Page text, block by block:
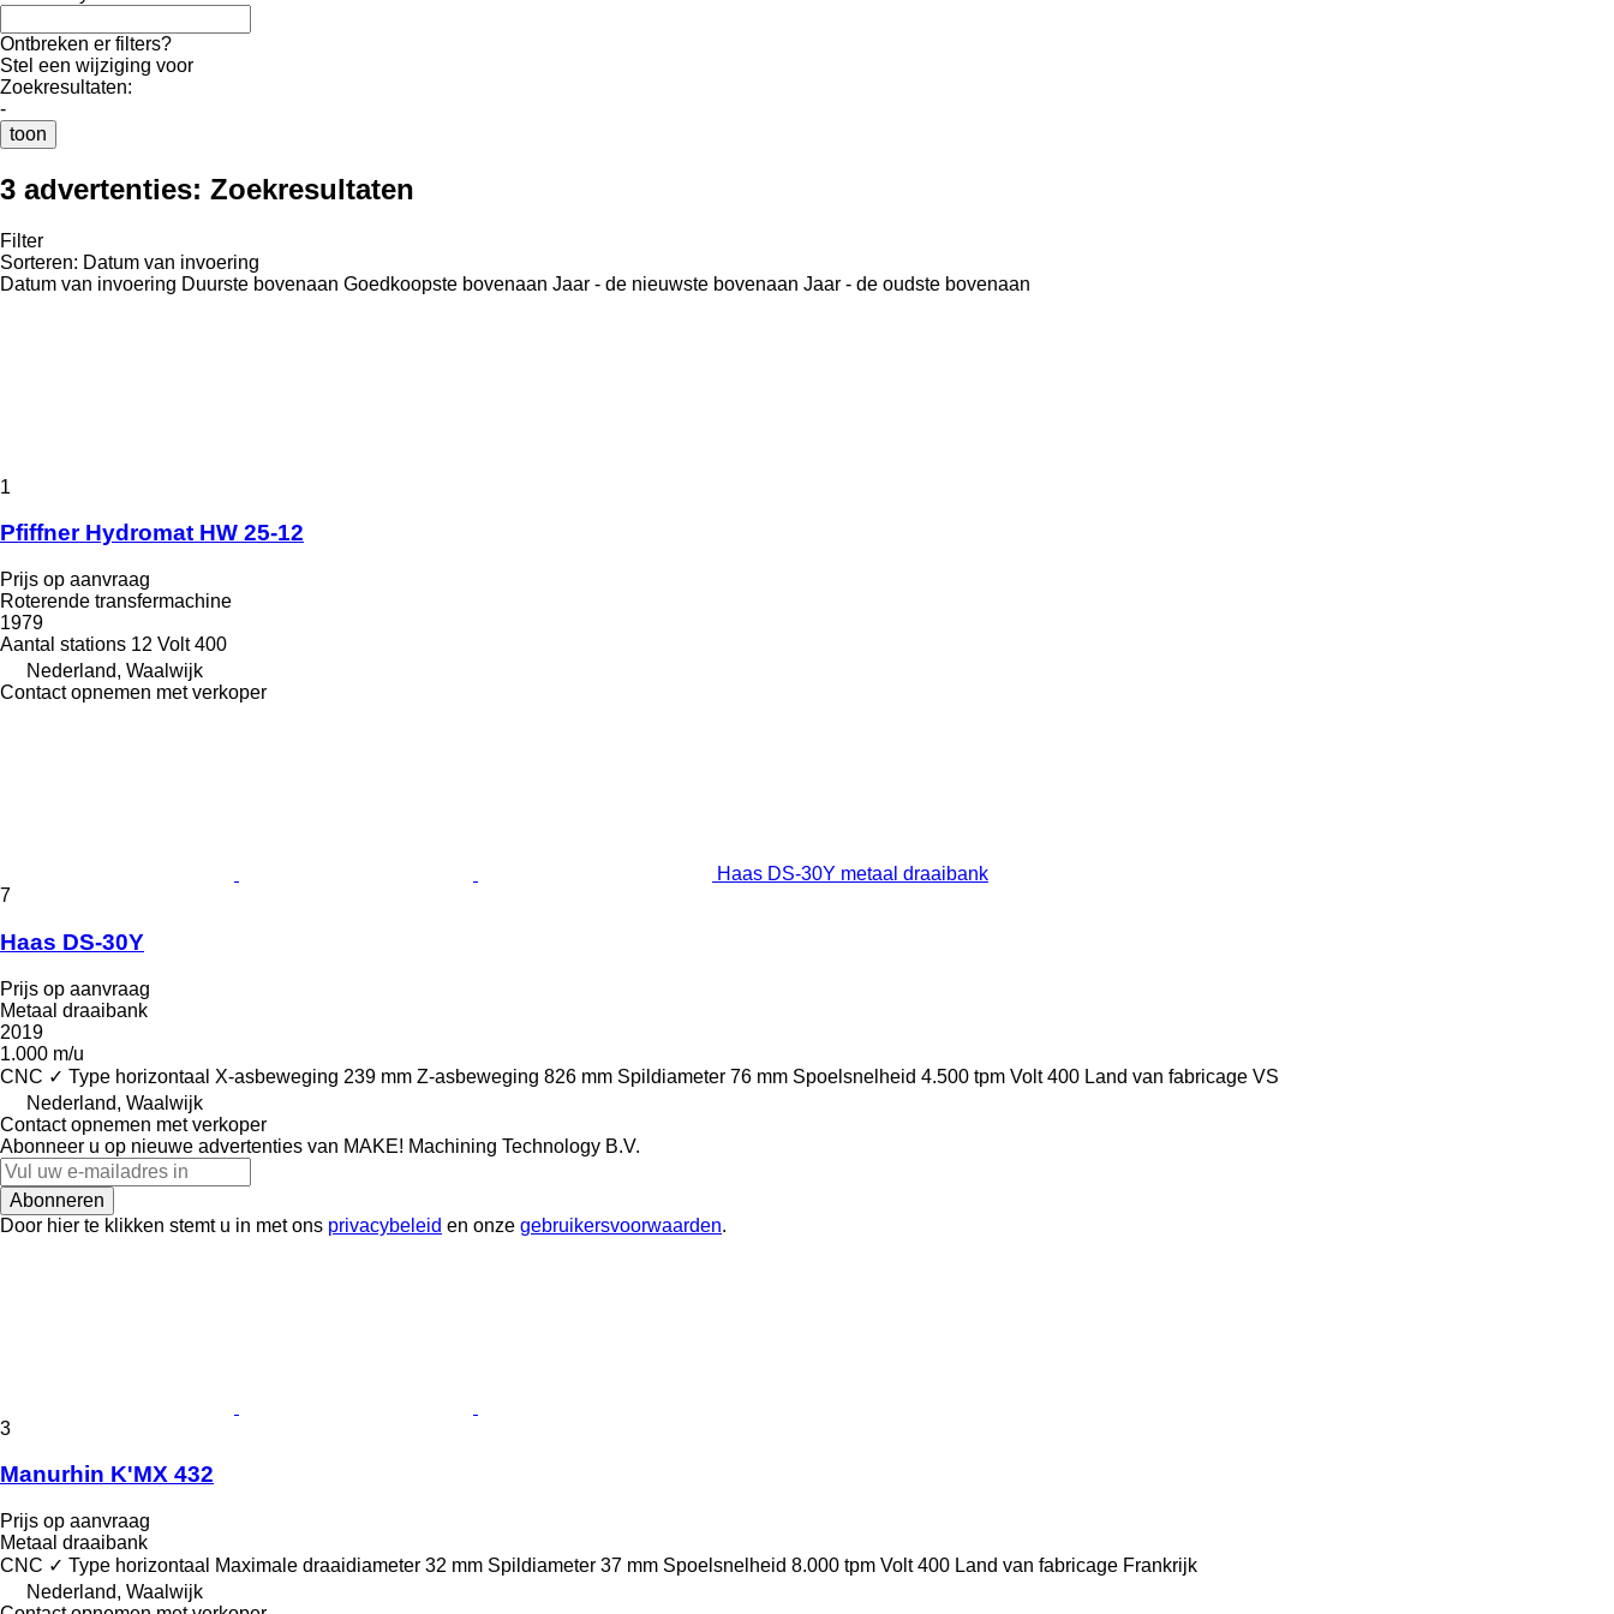
Ontbreken er filters?
Stel een wijziging voor
Zoekresultaten:
-
toon
3 advertenties: Zoekresultaten
Filter
Sorteren: Datum van invoering
Datum van invoering Duurste bovenaan Goedkoopste bovenaan Jaar - de nieuwste bovenaan Jaar - de oudste bovenaan
1
Pfiffner Hydromat HW 25-12
Prijs op aanvraag
Roterende transfermachine
1979
Aantal stations 12 Volt 400
Nederland, Waalwijk
Contact opnemen met verkoper
Haas DS-30Y metaal draaibank
7
Haas DS-30Y
Prijs op aanvraag
Metaal draaibank
2019
1.000 m/u
CNC ✓ Type horizontaal X-asbeweging 239 mm Z-asbeweging 826 mm Spildiameter 76 mm Spoelsnelheid 4.500 tpm Volt 400 Land van fabricage VS
Nederland, Waalwijk
Contact opnemen met verkoper
Abonneer u op nieuwe advertenties van MAKE! Machining Technology B.V.
Abonneren
Door hier te klikken stemt u in met ons privacybeleid en onze gebruikersvoorwaarden.
3
Manurhin K'MX 432
Prijs op aanvraag
Metaal draaibank
CNC ✓ Type horizontaal Maximale draaidiameter 32 mm Spildiameter 37 mm Spoelsnelheid 8.000 tpm Volt 400 Land van fabricage Frankrijk
Nederland, Waalwijk